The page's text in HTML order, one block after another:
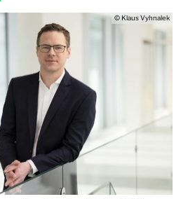
© Klaus Vyhnalek